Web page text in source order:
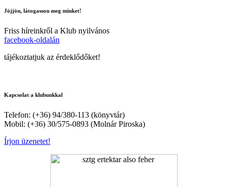
Jöjjön, látogasson meg minket!
Friss híreinkről a Klub nyilvános
facebook-oldalán
tájékoztatjuk az érdeklődőket!
Kapcsolat a klubunkkal
Telefon: (+36) 94/380-113 (könyvtár)
Mobil: (+36) 30/575-0893 (Molnár Piroska)
Írjon üzenetet!